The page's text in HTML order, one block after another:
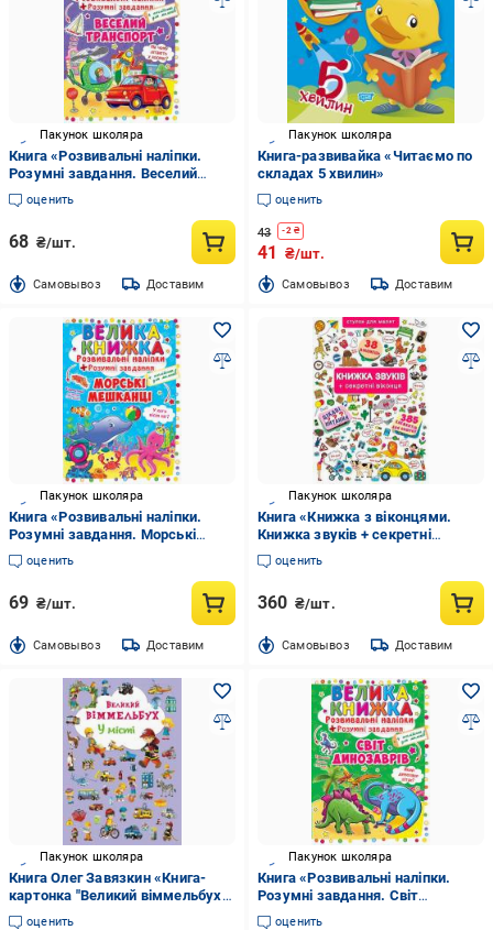
Пакунок школяра
Книга «Розвивальні наліпки.
Розумнi завдання. Веселий
транспорт» 978-966-936-334-3
оценить
68 ₴/шт.
Cамовывоз Доставим
Пакунок школяра
Книга-развивайка «Читаємо по
складах 5 хвилин»
оценить
43 -2₴
41 ₴/шт.
Cамовывоз Доставим
Пакунок школяра
Книга «Розвивальні наліпки.
Розумнi завдання. Морські
мешканці» 978-966-936-350-3
оценить
69 ₴/шт.
Cамовывоз Доставим
Пакунок школяра
Книга «Книжка з віконцями.
Книжка звуків + секретні
віконця» 978-966-936-764-8
оценить
360 ₴/шт.
Cамовывоз Доставим
Пакунок школяра
Книга Олег Завязкин «Книга-
картонка "Великий віммельбух.
У місті"» 978-966-936-787-7
оценить
Пакунок школяра
Книга «Розвивальні наліпки.
Розумнi завдання. Світ
динозаврів» 978-966-936-348-0
оценить